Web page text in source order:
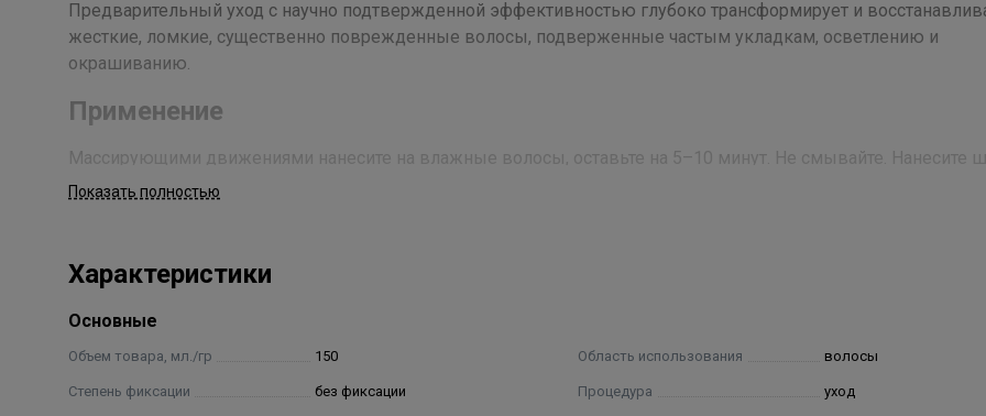
Предварительный уход с научно подтвержденной эффективностью глубоко трансформирует и
жесткие, ломкие, существенно поврежденные волосы, подверженные частым укладкам, осветлению и
окрашиванию.
Применение
Массирующими движениями нанесите на влажные волосы, оставьте на 5–10 минут. Не смывайте. Нанесите
Bond Therapy, вспеньте и смойте. Затем используйте кондиционер.
aqua / water / eau, cetearyl alcohol, glycerin, behentrimonium chloride, stearyl alcohol, citric acid, cetyl esters, sodium
nucifera oil / coconut oil, hexyl cinnamal, coumarin, benzyl alcohol, linalool, amyl cinnamal.
Показать полностью
Характеристики
Основные
Объем товара, мл./гр 150
Степень фиксации без фиксации
Область использования волосы
Процедура уход